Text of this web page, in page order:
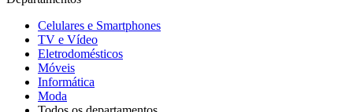
Celulares e Smartphones
TV e Vídeo
Eletrodomésticos
Móveis
Informática
Moda